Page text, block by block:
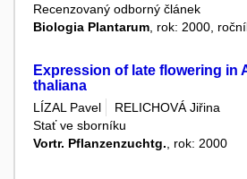
Recenzovaný odborný článek
Biologia Plantarum , rok: 2000,
Expression of late flowering in
thaliana
LÍZAL Pavel
RELICHOVÁ Jiřina
Stať ve sborníku
Vortr. Pflanzenzuchtg., rok: 2000